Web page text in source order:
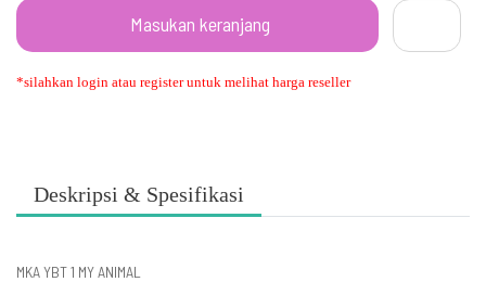
Masukan keranjang
*silahkan login atau register untuk melihat harga reseller
Deskripsi & Spesifikasi
MKA YBT 1 MY ANIMAL